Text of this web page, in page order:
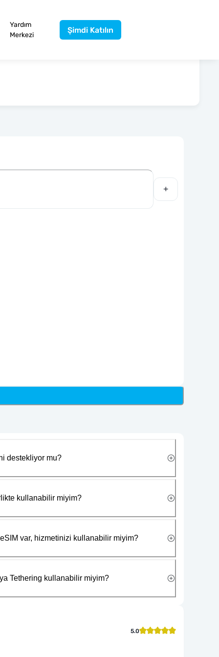
Yardım
Merkezi
Şimdi Katılın
+
destekliyor mu?
kullanabilir miyim?
var, hizmetinizi kullanabilir miyim?
Tethering kullanabilir miyim?
5.0